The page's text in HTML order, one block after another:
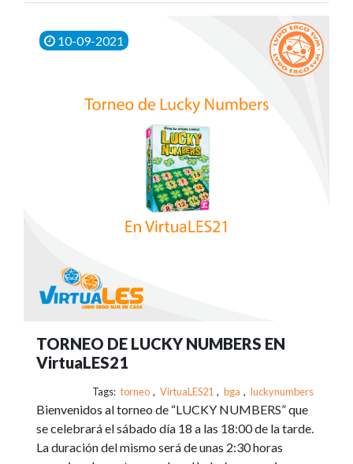
10-09-2021
TORNEO DE LUCKY NUMBERS EN
VirtuaLES21
Tags: torneo , VirtuaLES21 , bga , luckynumbers
Bienvenidos al torneo de “LUCKY NUMBERS” que
se celebrará el sábado día 18 a las 18:00 de la tarde.
La duración del mismo será de unas 2:30 horas